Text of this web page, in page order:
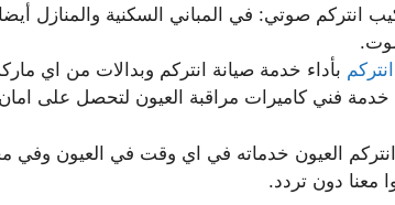
انتركم صوتي: في المباني السكنية والمنازل
بأداء خدمة صيانة انتركم وبدالات من اي
خدمة فني كاميرات مراقبة العيون لتحصل على
العيون خدماته في اي وقت في العيون وفي
معنا دون تردد.